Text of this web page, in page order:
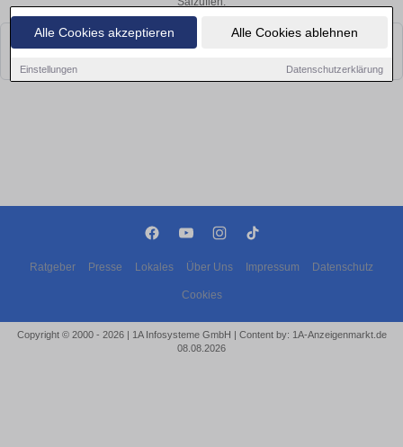
Alle Cookies akzeptieren Alle Cookies ablehnen
Einstellungen Datenschutzerklärung
Leider konnten wir derzeit keine passenden Objekte finden. Schauen Sie
Ratgeber Presse Lokales Über Uns Impressum Datenschutz
Cookies
Copyright © 2000 - 2026 | 1A Infosysteme GmbH | Content by: 1A-Anzeigenmarkt.de
08.08.2026